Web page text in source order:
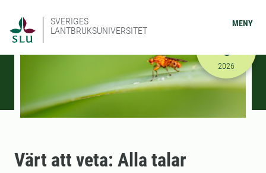
SVERIGES
LANTBRUKSUNIVERSITET
MENY
2026-03-
5
2026
Värt att veta: Alla talar